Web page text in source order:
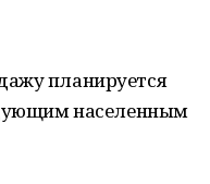
планируется
населенным